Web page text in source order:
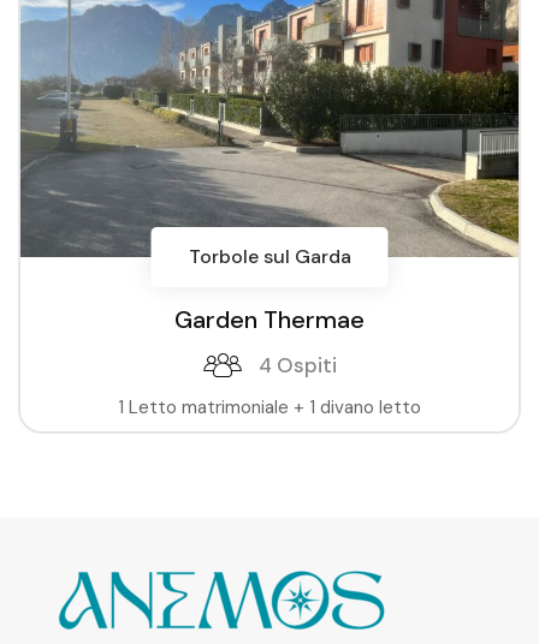
Torbole sul Garda
Garden Thermae
4 Ospiti
1 Letto matrimoniale + 1 divano letto